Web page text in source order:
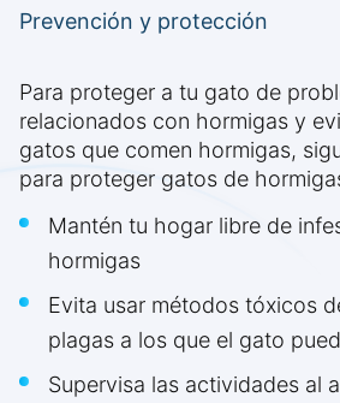
Prevención y protección
Para proteger a tu gato de
relacionados con hormigas y
gatos que comen hormigas,
para proteger gatos de
Mantén tu hogar libre de
hormigas
Evita usar métodos tóxicos
plagas a los que el gato
Supervisa las actividades al